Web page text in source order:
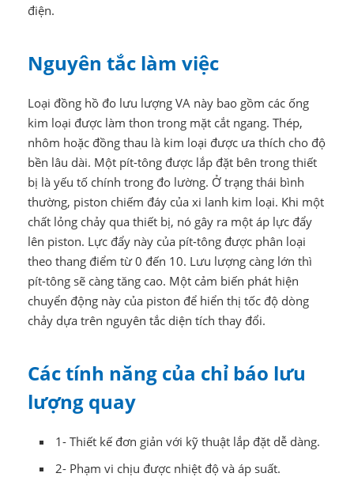
điện.
Nguyên tắc làm việc
Loại đồng hồ đo lưu lượng VA này bao gồm các ống
kim loại được làm thon trong mặt cắt ngang. Thép,
nhôm hoặc đồng thau là kim loại được ưa thích cho độ
bền lâu dài. Một pít-tông được lắp đặt bên trong thiết
bị là yếu tố chính trong đo lường. Ở trạng thái bình
thường, piston chiếm đáy của xi lanh kim loại. Khi một
chất lỏng chảy qua thiết bị, nó gây ra một áp lực đẩy
lên piston. Lực đẩy này của pít-tông được phân loại
theo thang điểm từ 0 đến 10. Lưu lượng càng lớn thì
pít-tông sẽ càng tăng cao. Một cảm biến phát hiện
chuyển động này của piston để hiển thị tốc độ dòng
chảy dựa trên nguyên tắc diện tích thay đổi.
Các tính năng của chỉ báo lưu
lượng quay
1- Thiết kế đơn giản với kỹ thuật lắp đặt dễ dàng.
2- Phạm vi chịu được nhiệt độ và áp suất.